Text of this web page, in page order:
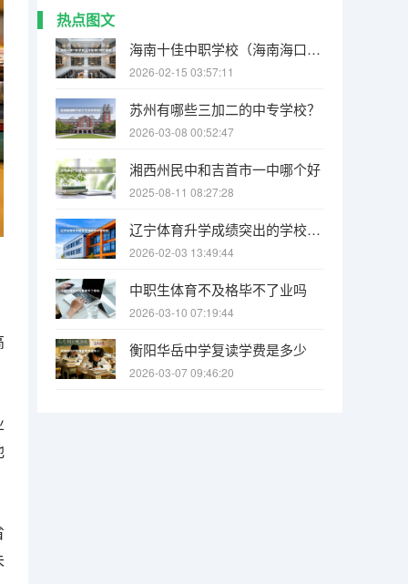
热点图文
海南十佳中职学校（海南海口市中等职业学校（中职）所有名单（27所））
2026-02-15 03:57:11
苏州有哪些三加二的中专学校？
2026-03-08 00:52:47
湘西州民中和吉首市一中哪个好
2025-08-11 08:27:28
辽宁体育升学成绩突出的学校有哪些
2026-02-03 13:49:44
中职生体育不及格毕不了业吗
2026-03-10 07:19:44
衡阳华岳中学复读学费是多少
2026-03-07 09:46:20